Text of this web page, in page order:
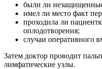
были ли
имел ли место факт
проходила ли
оплодотворения;
случаи оперативного
Затем доктор проводит
лимфатические узлы.